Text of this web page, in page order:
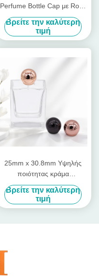
Perfume Bottle Cap με Rose
Gold Embossed Top,
αεροστεγή σφραγίδα, και
CNC χαραγμένο σχεδιασμό
Βρείτε την καλύτερη
τιμή
25mm x 30.8mm Υψηλής
ποιότητας κράμα
ψευδαργύρου Zamac
Perfume Cap με καθρέφτη
γυαλί και προσαρμόσιμα
Βρείτε την καλύτερη
τιμή